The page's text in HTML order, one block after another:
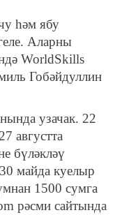
һәм ябу
Аларны
WorldSkills
Гобәйдуллин
узачак. 22
августта
бүләкләү
майда куелыр
1500 сумга
рәсми сайтында